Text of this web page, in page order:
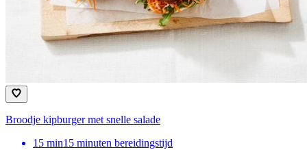
Broodje kipburger met snelle salade
15 min15 minuten bereidingstijd